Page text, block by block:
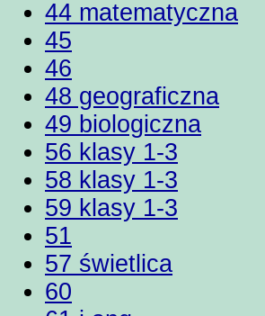
44 matematyczna
45
46
48 geograficzna
49 biologiczna
56 klasy 1-3
58 klasy 1-3
59 klasy 1-3
51
57 świetlica
60